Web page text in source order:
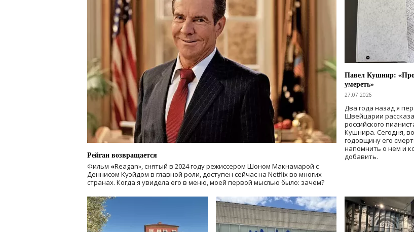
Рейган возвращается
Фильм «Reagan», снятый в 2024 годурежиссером Шоном Макнамарой с
Деннисом Куэйдом в главной роли, доступен сейчас на Netflix во многих
странах. Когда я увидела его в меню, моей первой мыслью было: зачем?
Павел Кушнир:
умереть»
27.07.2026
Два года назад я
Швейцарии
российского
Кушнира. Сегодня,
годовщину его
напомнить о нем и
добавить.